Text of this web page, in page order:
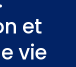
et
vie